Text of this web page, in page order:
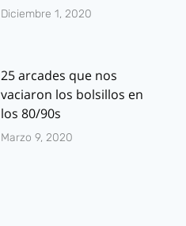
Diciembre 1, 2020
25 arcades que nos
vaciaron los bolsillos en
los 80/90s
Marzo 9, 2020